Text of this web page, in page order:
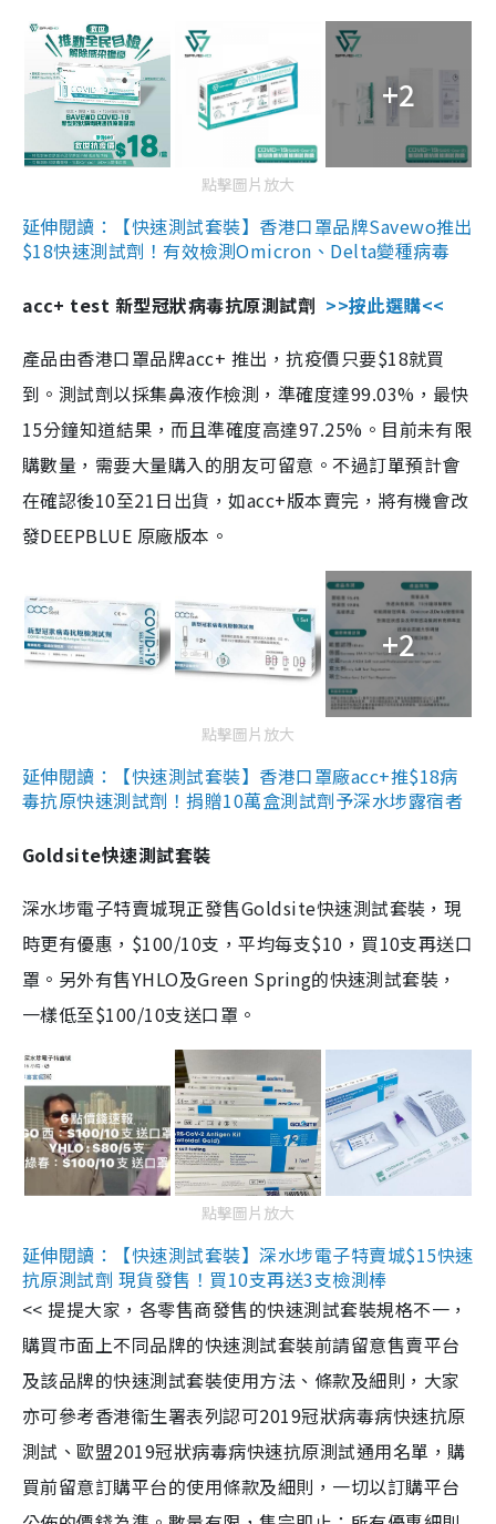
+2
點擊圖片放大
延伸閱讀：【快速測試套裝】香港口罩品牌Savewo推出
$18快速測試劑！有效檢測Omicron、Delta變種病毒
acc+ test 新型冠狀病毒抗原測試劑 >>按此選購<<
產品由香港口罩品牌acc+ 推出，抗疫價只要$18就買
到。測試劑以採集鼻液作檢測，準確度達99.03%，最快
15分鐘知道結果，而且準確度高達97.25%。目前未有限
購數量，需要大量購入的朋友可留意。不過訂單預計會
在確認後10至21日出貨，如acc+版本賣完，將有機會改
發DEEPBLUE 原廠版本。
+2
點擊圖片放大
延伸閱讀：【快速測試套裝】香港口罩廠acc+推$18病
毒抗原快速測試劑！捐贈10萬盒測試劑予深水埗露宿者
Goldsite快速測試套裝
深水埗電子特賣城現正發售Goldsite快速測試套裝，現
時更有優惠，$100/10支，平均每支$10，買10支再送口
罩。另外有售YHLO及Green Spring的快速測試套裝，
一樣低至$100/10支送口罩。
點擊圖片放大
延伸閱讀：【快速測試套裝】深水埗電子特賣城$15快速
抗原測試劑 現貨發售！買10支再送3支檢測棒
<< 提提大家，各零售商發售的快速測試套裝規格不一，
購買市面上不同品牌的快速測試套裝前請留意售賣平台
及該品牌的快速測試套裝使用方法、條款及細則，大家
亦可參考香港衞生署表列認可2019冠狀病毒病快速抗原
測試、歐盟2019冠狀病毒病快速抗原測試通用名單，購
買前留意訂購平台的使用條款及細則，一切以訂購平台